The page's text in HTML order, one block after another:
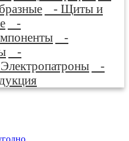
- Щиты и
-
-
-
-